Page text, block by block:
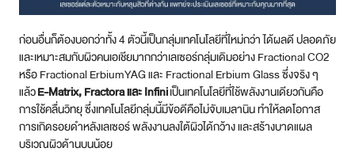
ก่อนอื่นก็ต้องบอกว่าทั้ง 4 ตัวนี้เป็นกลุ่มเทคโนโลยีที่ใหม่กว่า ได้ผลดี ปลอดภัย
และเหมาะสมกับผิวคนเอเชียมากกว่าเลเซอร์กลุ่มเดิมอย่าง Fractional CO2
หรือ Fractional ErbiumYAG และ Fractional Erbium Glass ซึ่งจริง ๆ
แล้วE-Matrix, Fractora และ Infiniเป็นเทคโนโลยีที่ใช้พลังงานเดียวกันคือ
การใช้คลื่นวิทยุ ซึ่งเทคโนโลยีกลุ่มนี้มีข้อดีคือไม่จับเมลานิน ทำให้ลดโอกาส
การเกิดรอยดำหลังเลเซอร์ พลังงานลงใต้ผิวได้กว้าง และสร้างบาดแผล
บริเวณผิวด้านบนน้อย